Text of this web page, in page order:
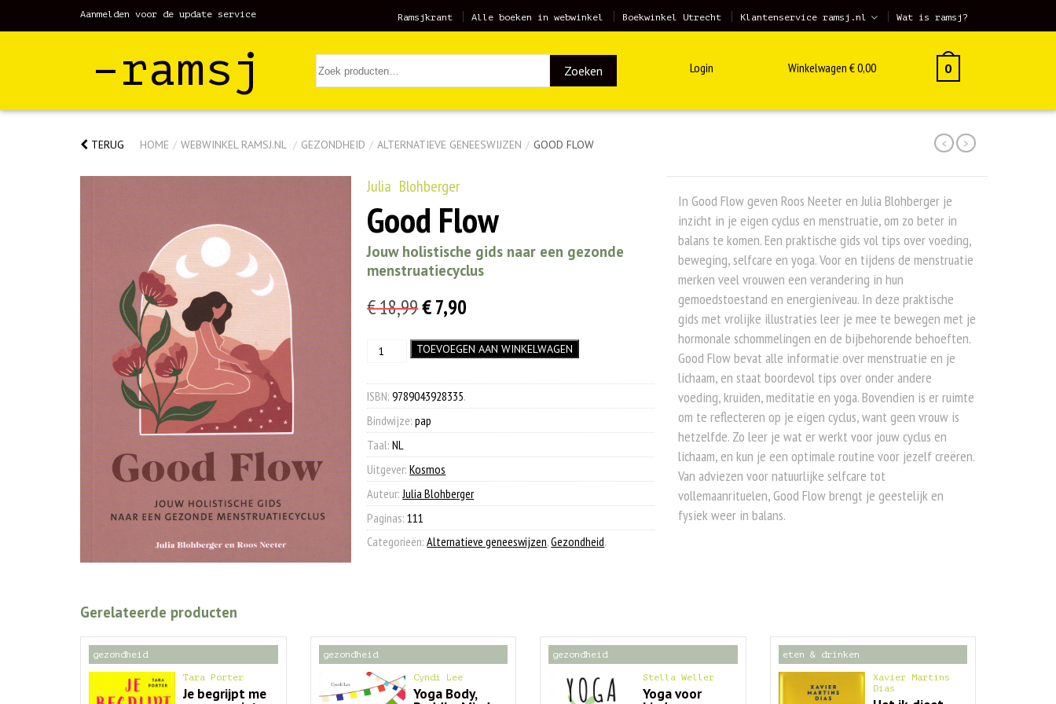
Aanmelden voor de update service Ramsjkrant Alle boeken in webwinkel Boekwinkel Utrecht Klantenservice ramsj.nl Wat is ramsj?
–ramsj Zoeken Login Winkelwagen €0,00 0
TERUG HOME / WEBWINKEL RAMSJ.NL / GEZONDHEID / ALTERNATIEVE GENEESWIJZEN / GOOD FLOW < >
Julia Blohberger
Good Flow
Jouw holistische gids naar een gezonde
menstruatiecyclus
€18,99Oorspronkelijke
was:
€ 18,99.
€7,90
is:
€ 7,90.
Good
TOEVOEGEN AAN WINKELWAGEN
ISBN:9789043928335.
Bindwijze:pap
Taal:NL
Uitgever:Kosmos
Auteur: Julia Blohberger
Paginas:111
Categorieën:Alternatieve geneeswijzen,Gezondheid.
In Good Flow geven Roos Neeter en Julia Blohberger je
inzicht in je eigen cyclus en menstruatie, om zo beter in
balans te komen. Een praktische gids vol tips over voeding,
beweging, selfcare en yoga. Voor en tijdens de menstruatie
merken veel vrouwen een verandering in hun
gemoedstoestand en energieniveau. In deze praktische
gids met vrolijke illustraties leer je mee te bewegen met je
hormonale schommelingen en de bijbehorende behoeften.
Good Flow bevat alle informatie over menstruatie en je
lichaam, en staat boordevol tips over onder andere
voeding, kruiden, meditatie en yoga. Bovendien is er ruimte
om te reflecteren op je eigen cyclus, want geen vrouw is
hetzelfde. Zo leer je wat er werkt voor jouw cyclus en
lichaam, en kun je een optimale routine voor jezelf creëren.
Van adviezen voor natuurlijke selfcare tot
vollemaanrituelen, Good Flow brengt je geestelijk en
fysiek weer in balans.
Gerelateerde producten
gezondheid
Tara Porter
Je begrijpt me
gezondheid
Cyndi Lee
Yoga Body,
gezondheid
Stella Weller
Yoga voor
eten & drinken
Xavier Martins
Dias